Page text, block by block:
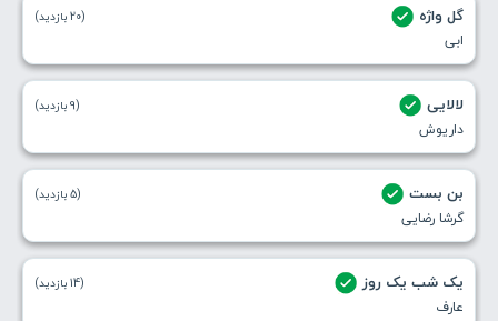
گل واژه
ابی
(20 بازدید)
لالایی
داریوش
(9 بازدید)
بن بست
گرشا رضایی
(5 بازدید)
یک شب یک روز
عارف
(14 بازدید)